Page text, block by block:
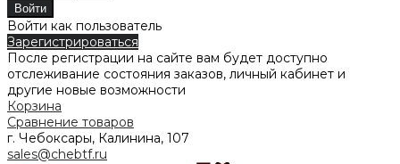
Войти как пользователь
Зарегистрироваться
После регистрации на сайте вам будет доступно
отслеживание состояния заказов, личный кабинет и
другие новые возможности
Корзина
Сравнение товаров
г. Чебоксары, Калинина, 107
sales@chebtf.ru